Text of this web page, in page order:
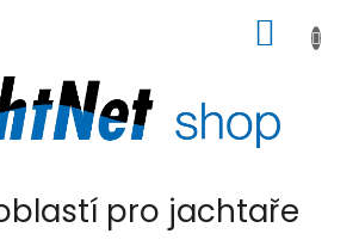
KOŠÍK
pro jachtaře